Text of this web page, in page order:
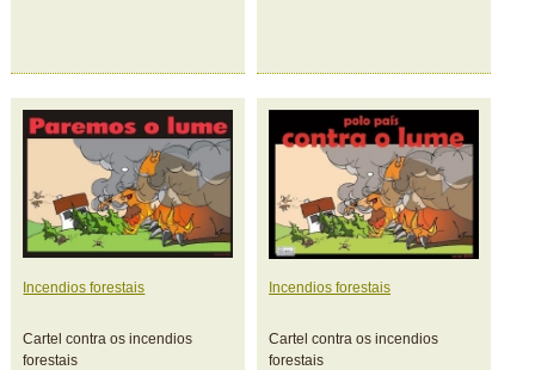
Incendios forestais
Cartel contra os incendios
forestais
Incendios forestais
Cartel contra os incendios
forestais